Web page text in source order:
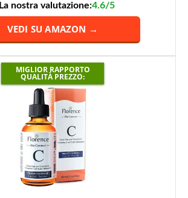
La nostra valutazione:4.6/5
VEDI SU AMAZON →
MIGLIOR RAPPORTO
QUALITÀ PREZZO: